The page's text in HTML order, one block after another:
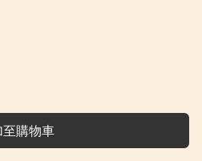
至購物車